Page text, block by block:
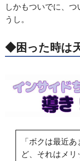
しかもついでに、
うし。
◆困った時は
「ボクは最近
ど、それはメ